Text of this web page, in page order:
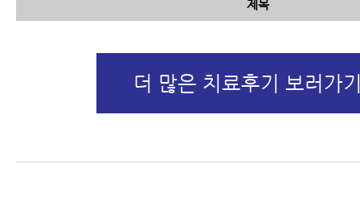
제목
더 많은 치료후기 보러가